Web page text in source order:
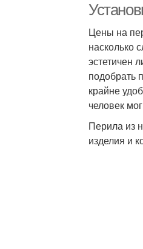
Цены на
насколько
эстетичен
подобрать
крайне
человек
Перила из
изделия и